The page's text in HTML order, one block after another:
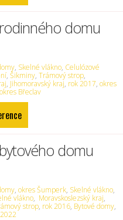
domu
, Skelné vlákno, Celulózové
,Šikminy,Trámový strop,
, Jihomoravský kraj, rok 2017,okres
okres Břeclav
domu
,okres Šumperk, Skelné vlákno,
vlákno, Moravskoslezský kraj,
strop, rok 2016, Bytové domy,